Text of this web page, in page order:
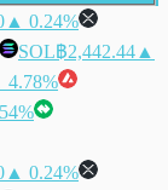
▲ 0.24%
SOL฿2,442.44 ▲
4.78%
▲ 0.24%